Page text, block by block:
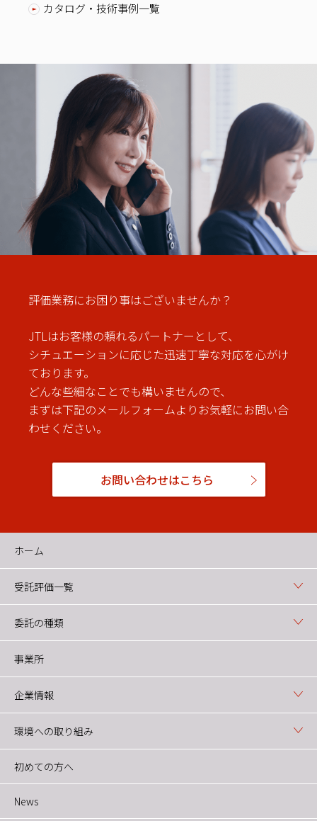
カタログ・技術事例一覧
評価業務にお困り事はございませんか？
JTLはお客様の頼れるパートナーとして、
シチュエーションに応じた迅速丁寧な対応を心がけ
ております。
どんな些細なことでも構いませんので、
まずは下記のメールフォームよりお気軽にお問い合
わせください。
お問い合わせはこちら
ホーム
受託評価一覧
委託の種類
事業所
企業情報
環境への取り組み
初めての方へ
News